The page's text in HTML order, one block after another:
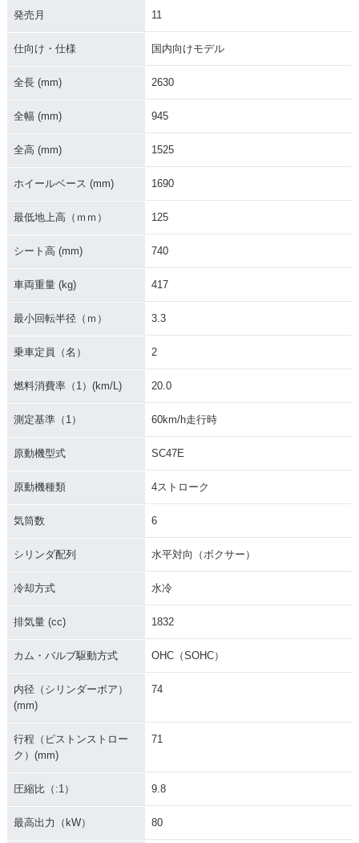
2021年 GOLDWING
ransmission・マイ
2021年 GOLDWING
mission・マイナー
2020年 GOLDWIN
ジ
2020年 GOLDWING
ransmission・マイ
ナーチェンジ
2019年 GOLDWING
Tour Dual Clutch T
ーチェンジ
2019年 GOLDWING
Tour・カラーチェン
G・カラーチェンジ
Tour Dual Clutch T
Tour・フルモデルチ
2018年 GOLDWIN
G・フルモデルチェ
発売月 11
仕向け・仕様 国内向けモデル
全長 (mm) 2630
全幅 (mm) 945
全高 (mm) 1525
ホイールベース (mm) 1690
最低地上高（ｍｍ） 125
シート高 (mm) 740
車両重量 (kg) 417
最小回転半径（ｍ） 3.3
乗車定員（名） 2
燃料消費率（1）(km/L) 20.0
測定基準（1） 60km/h走行時
原動機型式 SC47E
原動機種類 4ストローク
気筒数 6
シリンダ配列 水平対向（ボクサー）
冷却方式 水冷
排気量 (cc) 1832
カム・バルブ駆動方式 OHC（SOHC）
内径（シリンダーボア）
(mm)
74
行程（ピストンストロー
ク）(mm)
71
圧縮比（:1） 9.8
最高出力（kW） 80